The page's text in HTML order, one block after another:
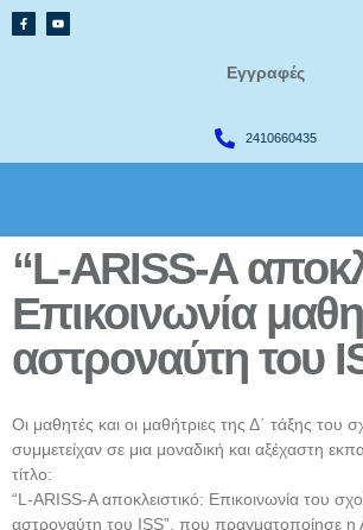
Εγγραφές
2410660435
“L-ARISS-A
Επικοινωνία
αστροναύτη του
Οι μαθητές και οι μαθήτριες της Δ΄ τάξης του
συμμετείχαν σε μια μοναδική και αξέχαστη
τίτλο:
“L-ARISS-A αποκλειστικό: Επικοινωνία του
αστροναύτη του ISS”, που πραγματοποίησε η